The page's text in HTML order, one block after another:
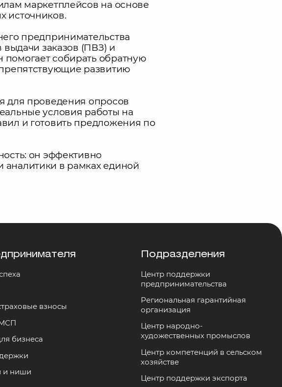
маркетплейсов на основе
источников.
предпринимательства
заказов (ПВЗ) и
собирать обратную
развитию
для проведения опросов
условия работы на
и готовить предложения по
он эффективно
в рамках единой
взносы
бизнеса
и ниши
Подразделения
Центр поддержки
предпринимательства
Региональная гарантийная
организация
Центр народно-
художественных промыслов
Центр компетенций в сельском
хозяйстве
Центр поддержки экспорта